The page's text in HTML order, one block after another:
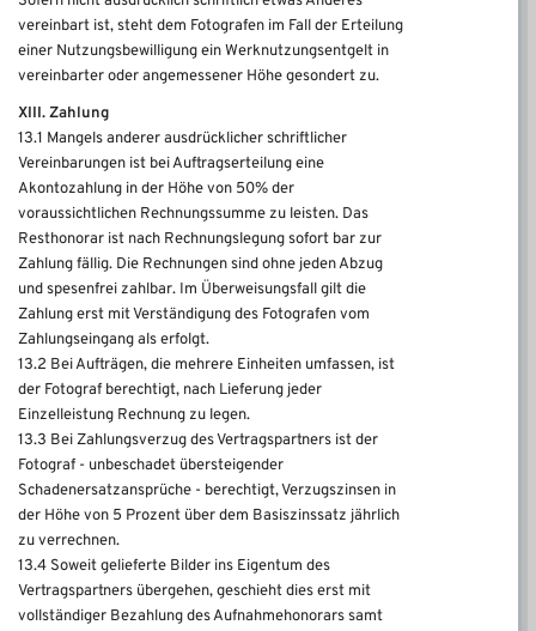
vereinbart ist, steht dem Fotografen im Fall der Erteilung
einer Nutzungsbewilligung ein Werknutzungsentgelt in
vereinbarter oder angemessener Höhe gesondert zu.
XIII. Zahlung
13.1 Mangels anderer ausdrücklicher schriftlicher
Vereinbarungen ist bei Auftragserteilung eine
Akontozahlung in der Höhe von 50% der
voraussichtlichen Rechnungssumme zu leisten. Das
Resthonorar ist nach Rechnungslegung sofort bar zur
Zahlung fällig. Die Rechnungen sind ohne jeden Abzug
und spesenfrei zahlbar. Im Überweisungsfall gilt die
Zahlung erst mit Verständigung des Fotografen vom
Zahlungseingang als erfolgt.
13.2 Bei Aufträgen, die mehrere Einheiten umfassen, ist
der Fotograf berechtigt, nach Lieferung jeder
Einzelleistung Rechnung zu legen.
13.3 Bei Zahlungsverzug des Vertragspartners ist der
Fotograf - unbeschadet übersteigender
Schadenersatzansprüche - berechtigt, Verzugszinsen in
der Höhe von 5 Prozent über dem Basiszinssatz jährlich
zu verrechnen.
13.4 Soweit gelieferte Bilder ins Eigentum des
Vertragspartners übergehen, geschieht dies erst mit
vollständiger Bezahlung des Aufnahmehonorars samt